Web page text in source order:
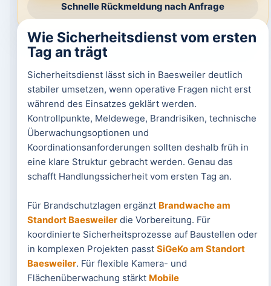
Schnelle Rückmeldung nach Anfrage
Wie Sicherheitsdienst vom ersten
Tag an trägt
Sicherheitsdienst lässt sich in Baesweiler deutlich
stabiler umsetzen, wenn operative Fragen nicht erst
während des Einsatzes geklärt werden.
Kontrollpunkte, Meldewege, Brandrisiken, technische
Überwachungsoptionen und
Koordinationsanforderungen sollten deshalb früh in
eine klare Struktur gebracht werden. Genau das
schafft Handlungssicherheit vom ersten Tag an.
Für Brandschutzlagen ergänzt Brandwache am
Standort Baesweilerdie Vorbereitung. Für
koordinierte Sicherheitsprozesse auf Baustellen oder
in komplexen Projekten passt SiGeKo am Standort
Baesweiler. Für flexible Kamera- und
Flächenüberwachung stärkt Mobile